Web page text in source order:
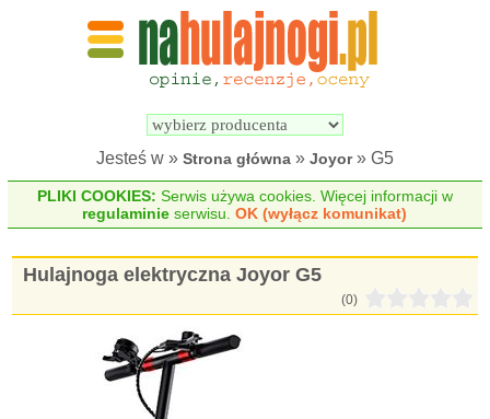
Wyszukiwarka
elektrycznych
Jesteś w » Strona główna » Joyor» G5
PLIKI COOKIES: Serwis używa cookies. Więcej informacji w
regulaminie serwisu.OK (wyłącz komunikat)
Hulajnoga elektryczna Joyor G5
(0)